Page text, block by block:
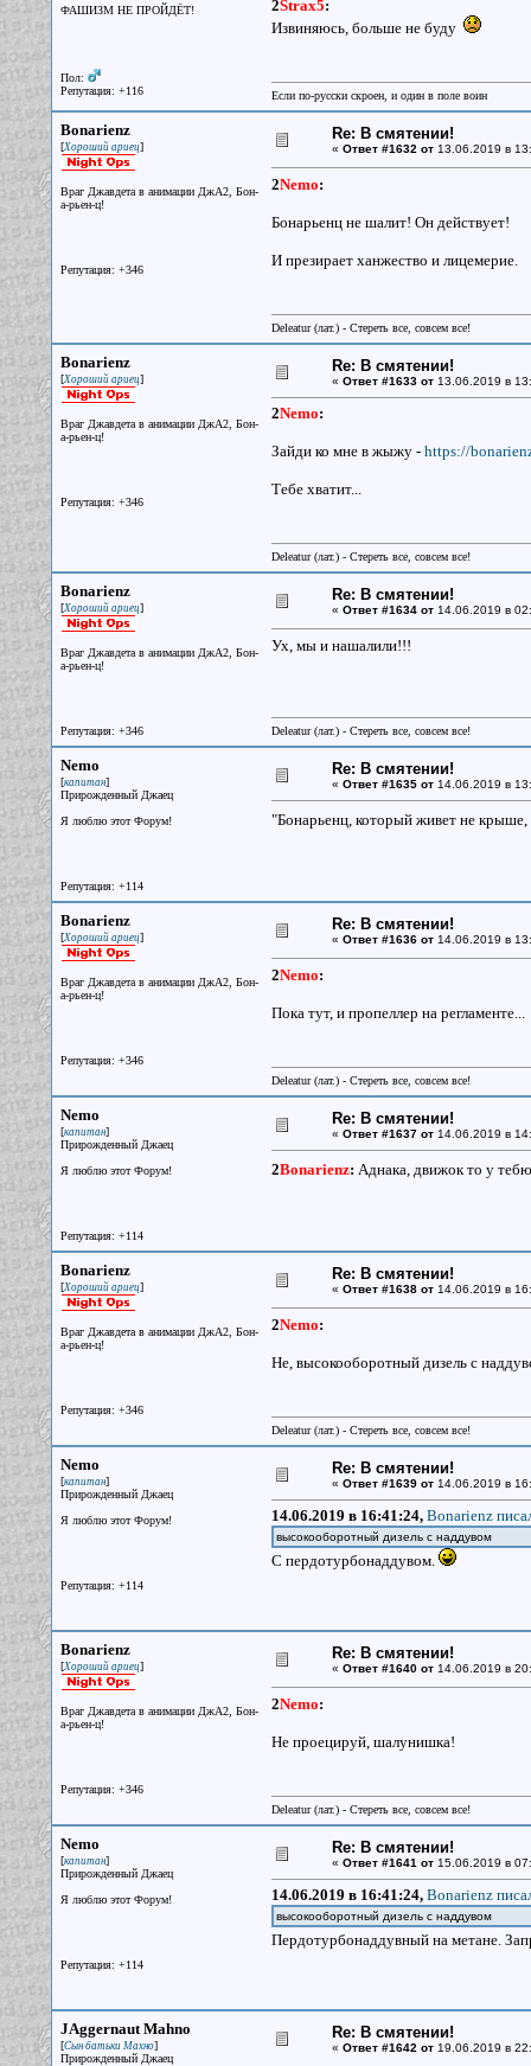
ФАШИЗМ НЕ ПРОЙДЁТ!
Пол:
Репутация: +116
2Strax5:
Извиняюсь, больше не буду
Если по-русски скроен, и один в поле воин
Bonarienz
[Хороший ариец]
Враг Джавдета в анимации ДжА2, Бон-
а-рьен-ц!
Репутация: +346
Re: В смятении!
« Ответ #1632 от13.06.2019 в
2Nemo:
Бонарьенц не шалит! Он действует!
И презирает ханжество и лицемерие.
Deleatur (лат.) - Стереть все, совсем все!
Bonarienz
[Хороший ариец]
Враг Джавдета в анимации ДжА2, Бон-
а-рьен-ц!
Репутация: +346
Re: В смятении!
« Ответ #1633 от13.06.2019 в
2Nemo:
Зайди ко мне в жыжу - https://
Тебе хватит...
Deleatur (лат.) - Стереть все, совсем все!
Bonarienz
[Хороший ариец]
Враг Джавдета в анимации ДжА2, Бон-
а-рьен-ц!
Репутация: +346
Re: В смятении!
« Ответ #1634 от14.06.2019 в
Ух, мы и нашалили!!!
Deleatur (лат.) - Стереть все, совсем все!
Nemo
[капитан]
Прирожденный Джаец
Я люблю этот Форум!
Репутация: +114
Re: В смятении!
« Ответ #1635 от14.06.2019 в
"Бонарьенц, который живет не крыше,
Bonarienz
[Хороший ариец]
Враг Джавдета в анимации ДжА2, Бон-
а-рьен-ц!
Репутация: +346
Re: В смятении!
« Ответ #1636 от14.06.2019 в
2Nemo:
Пока тут, и пропеллер на регламенте...
Deleatur (лат.) - Стереть все, совсем все!
Nemo
[капитан]
Прирожденный Джаец
Я люблю этот Форум!
Репутация: +114
Re: В смятении!
« Ответ #1637 от14.06.2019 в
2Bonarienz: Аднака, движок то у
Bonarienz
[Хороший ариец]
Враг Джавдета в анимации ДжА2, Бон-
а-рьен-ц!
Репутация: +346
Re: В смятении!
« Ответ #1638 от14.06.2019 в
2Nemo:
Не, высокооборотный дизель с
Deleatur (лат.) - Стереть все, совсем все!
Nemo
[капитан]
Прирожденный Джаец
Я люблю этот Форум!
Репутация: +114
Re: В смятении!
« Ответ #1639 от14.06.2019 в
14.06.2019 в 16:41:24, Bonarienz
высокооборотный дизель с наддувом
С пердотурбонаддувом.
Bonarienz
[Хороший ариец]
Враг Джавдета в анимации ДжА2, Бон-
а-рьен-ц!
Репутация: +346
Re: В смятении!
« Ответ #1640 от14.06.2019 в
2Nemo:
Не проецируй, шалунишка!
Deleatur (лат.) - Стереть все, совсем все!
Nemo
[капитан]
Прирожденный Джаец
Я люблю этот Форум!
Репутация: +114
Re: В смятении!
« Ответ #1641 от15.06.2019 в
14.06.2019 в 16:41:24, Bonarienz
высокооборотный дизель с наддувом
Пердотурбонаддувный на метане.
JAggernaut Mahno
[Сын батьки Махно]
Прирожденный Джаец
Re: В смятении!
« Ответ #1642 от19.06.2019 в